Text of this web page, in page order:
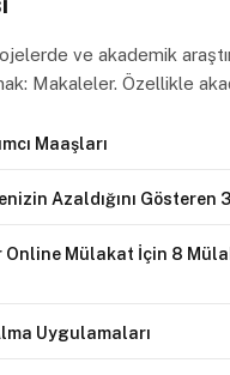
ve akademik
Makaleler. Özellikle
Maaşları
Azaldığını Gösteren
Online Mülakat İçin 8
Uygulamaları